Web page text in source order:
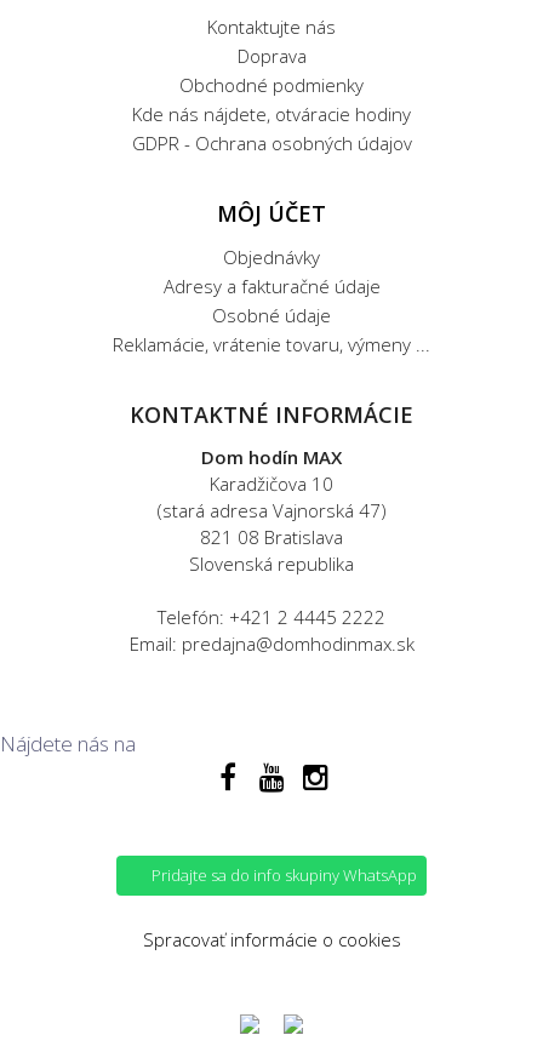
Kontaktujte nás
Doprava
Obchodné podmienky
Kde nás nájdete, otváracie hodiny
GDPR - Ochrana osobných údajov
MÔJ ÚČET
Objednávky
Adresy a fakturačné údaje
Osobné údaje
Reklamácie, vrátenie tovaru, výmeny ...
KONTAKTNÉ INFORMÁCIE
Dom hodín MAX
Karadžičova 10
(stará adresa Vajnorská 47)
821 08 Bratislava
Slovenská republika
Telefón: +421 2 4445 2222
Email: predajna@domhodinmax.sk
Nájdete nás na
Pridajte sa do info skupiny WhatsApp
Spracovať informácie o cookies